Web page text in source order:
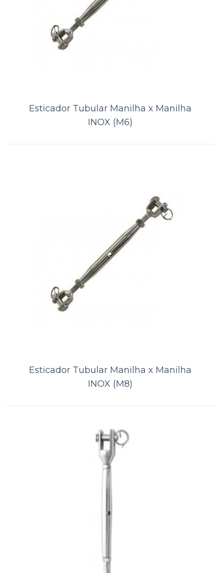
Esticador Tubular Manilha x
Manilha INOX (M6)
Esticador Tubular Manilha x Manilha
INOX (M6)
Esticador Tubular Manilha x Manilha
INOX (M8)